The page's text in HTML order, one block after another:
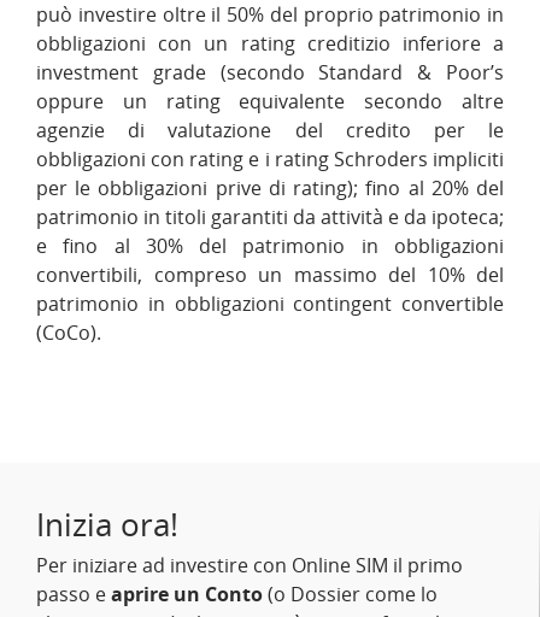
può investire oltre il 50% del proprio patrimonio in
obbligazioni con un rating creditizio inferiore a
investment grade (secondo Standard & Poor’s
oppure un rating equivalente secondo altre
agenzie di valutazione del credito per le
obbligazioni con rating e i rating Schroders impliciti
per le obbligazioni prive di rating); fino al 20% del
patrimonio in titoli garantiti da attività e da ipoteca;
e fino al 30% del patrimonio in obbligazioni
convertibili, compreso un massimo del 10% del
patrimonio in obbligazioni contingent convertible
(CoCo).
Inizia ora!
Per iniziare ad investire con Online SIM il primo
passo eaprire un Conto(o Dossier come lo